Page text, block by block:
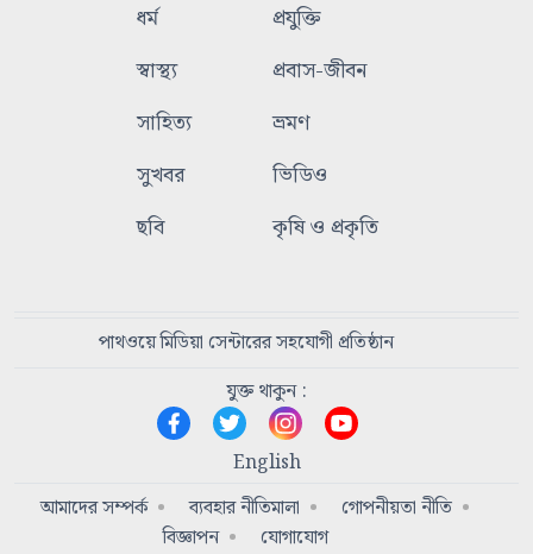
ধর্ম
প্রযুক্তি
স্বাস্থ্য
প্রবাস-জীবন
সাহিত্য
ভ্রমণ
সুখবর
ভিডিও
ছবি
কৃষি ও প্রকৃতি
পাথওয়ে মিডিয়া সেন্টারের সহযোগী প্রতিষ্ঠান
যুক্ত থাকুন :
English
আমাদের সম্পর্ক
ব্যবহার নীতিমালা
গোপনীয়তা নীতি
বিজ্ঞাপন
যোগাযোগ